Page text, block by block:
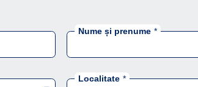
Nume și prenume *
Localitate *